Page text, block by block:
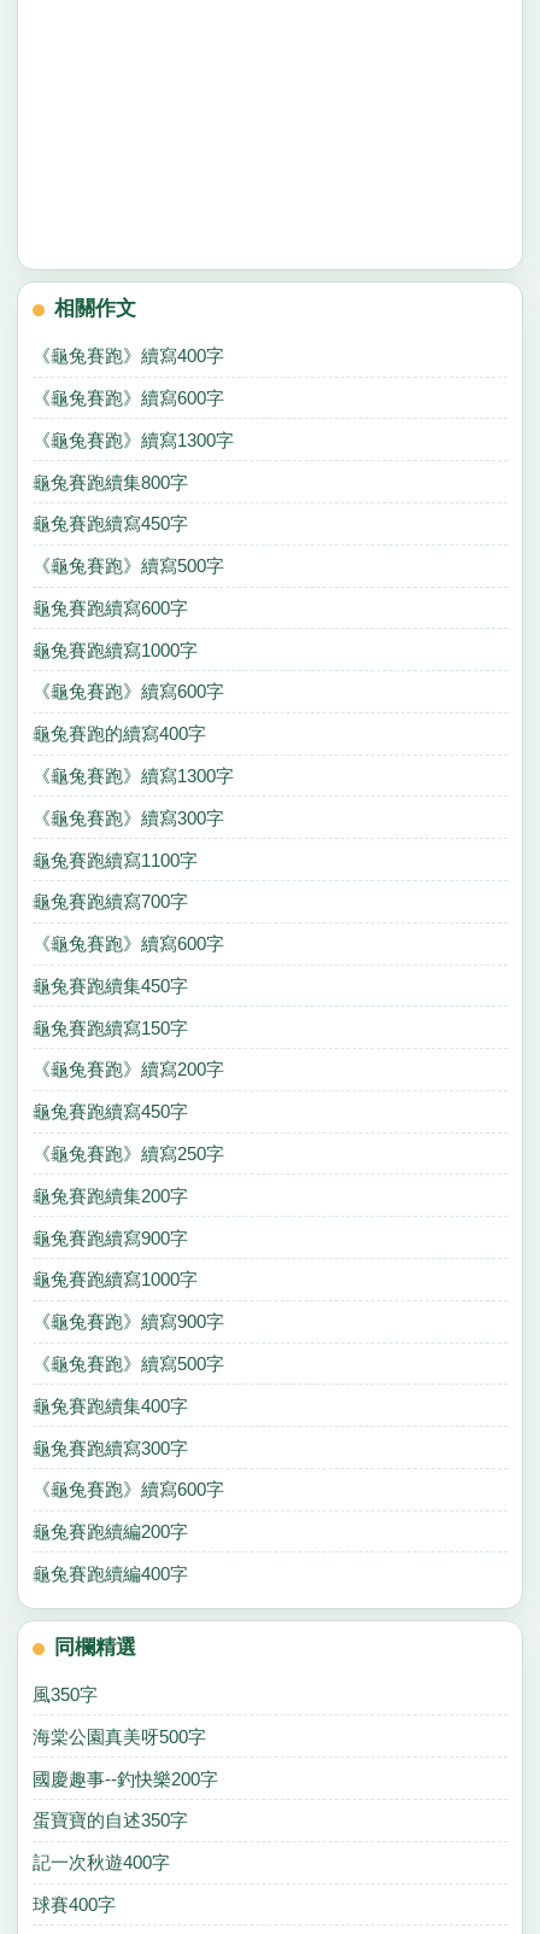
相關作文
《龜兔賽跑》續寫400字
《龜兔賽跑》續寫600字
《龜兔賽跑》續寫1300字
龜兔賽跑續集800字
龜兔賽跑續寫450字
《龜兔賽跑》續寫500字
龜兔賽跑續寫600字
龜兔賽跑續寫1000字
《龜兔賽跑》續寫600字
龜兔賽跑的續寫400字
《龜兔賽跑》續寫1300字
《龜兔賽跑》續寫300字
龜兔賽跑續寫1100字
龜兔賽跑續寫700字
《龜兔賽跑》續寫600字
龜兔賽跑續集450字
龜兔賽跑續寫150字
《龜兔賽跑》續寫200字
龜兔賽跑續寫450字
《龜兔賽跑》續寫250字
龜兔賽跑續集200字
龜兔賽跑續寫900字
龜兔賽跑續寫1000字
《龜兔賽跑》續寫900字
《龜兔賽跑》續寫500字
龜兔賽跑續集400字
龜兔賽跑續寫300字
《龜兔賽跑》續寫600字
龜兔賽跑續編200字
龜兔賽跑續編400字
同欄精選
風350字
海棠公園真美呀500字
國慶趣事--釣快樂200字
蛋寶寶的自述350字
記一次秋遊400字
球賽400字